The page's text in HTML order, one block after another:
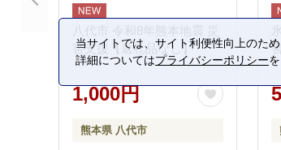
八代市 令和8年熊本地震 災
害支援【返礼品なし】
1,000円
熊本県 八代市
当サイトでは、サイト利便性向上のた
詳細についてはプライバシーポリシー